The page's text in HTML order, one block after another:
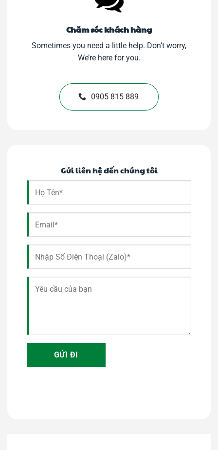
Chăm sóc khách hàng
Sometimes you need a little help. Don’t worry,
We’re here for you.
0905 815 889
Gửi liên hệ đến chúng tôi